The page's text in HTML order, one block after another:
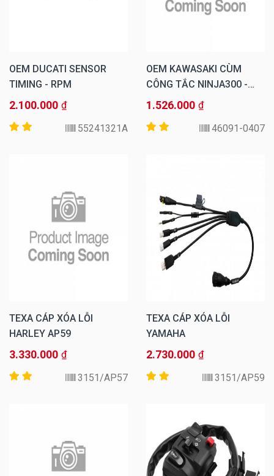
OEM DUCATI SENSOR
TIMING - RPM
2.100.000 ₫
55241321A
OEM KAWASAKI CÙM
CÔNG TẮC NINJA300 -
TRÁI
1.526.000 ₫
46091-0407
TEXA CÁP XÓA LỖI
HARLEY AP59
3.330.000 ₫
3151/AP57
TEXA CÁP XÓA LỖI
YAMAHA
2.730.000 ₫
3151/AP59